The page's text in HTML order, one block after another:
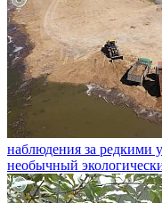
наблюдения за редкими
необычный